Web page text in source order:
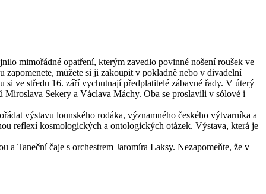
mimořádné opatření, kterým zavedlo povinné nošení roušek ve
můžete si ji zakoupit v pokladně nebo v divadelní
si ve středu 16. září vychutnají předplatitelé zábavné řady. V úterý
Sekery a Václava Máchy. Oba se proslavili v sólové i
výstavu lounského rodáka, významného českého výtvarníka a
reflexí kosmologických a ontologických otázek. Výstava, která je
Taneční čaje s orchestrem Jaromíra Laksy. Nezapomeňte, že v